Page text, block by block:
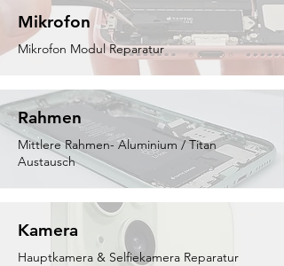
Mikrofon
Mikrofon Modul Reparatur
Rahmen
Mittlere Rahmen- Aluminium / Titan
Austausch
Kamera
Hauptkamera & Selfiekamera Reparatur